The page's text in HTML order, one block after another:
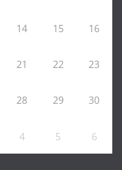
14 15 16
21 22 23
28 29 30
4 5
6